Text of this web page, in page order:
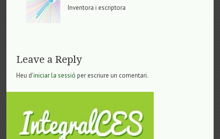
Inventora i escriptora
Leave a Reply
Heu d'iniciar la sessió per escriure un comentari.